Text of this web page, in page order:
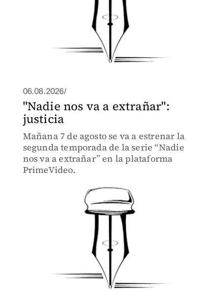
06.08.2026/
"Nadie nos va a extrañar":
justicia
Mañana 7 de agosto se va a estrenar la
segunda temporada de la serie “Nadie
nos va a extrañar” en la plataforma
PrimeVideo.